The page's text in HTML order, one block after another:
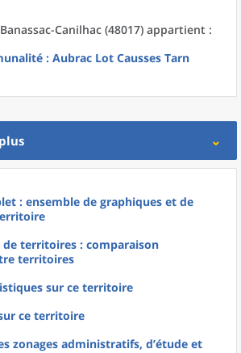
Banassac-Canilhac (48017) appartient :
: Aubrac Lot Causses Tarn
: ensemble de graphiques et de
territoires : comparaison
territoires
sur ce territoire
ce territoire
zonages administratifs, d’étude et